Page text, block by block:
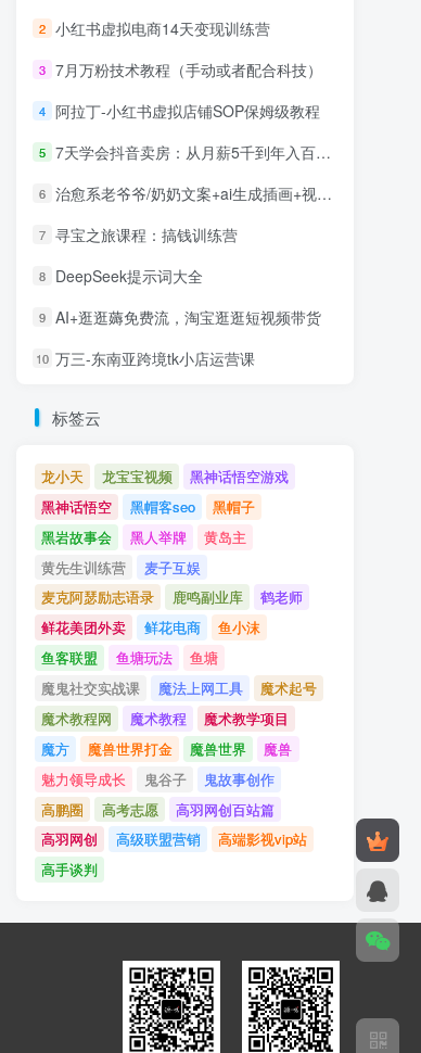
2 小红书虚拟电商14天变现训练营
3 7月万粉技术教程（手动或者配合科技）
4 阿拉丁-小红书虚拟店铺SOP保姆级教程
5 7天学会抖音卖房：从月薪5千到年入百万，新时代房产经纪人必备技能
6 治愈系老爷爷/奶奶文案+ai生成插画+视频号广告分成项目
7 寻宝之旅课程：搞钱训练营
8 DeepSeek提示词大全
9 AI+逛逛薅免费流，淘宝逛逛短视频带货
10 万三-东南亚跨境tk小店运营课
标签云
龙小天 龙宝宝视频
黑神话悟空游戏
黑神话悟空
黑帽客seo
黑帽子
黑岩故事会
黑人举牌
黄岛主
黄先生训练营
麦子互娱
麦克阿瑟励志语录
鹿鸣副业库
鹤老师
鲜花美团外卖
鲜花电商
鱼小沫
鱼客联盟
鱼塘玩法
鱼塘
魔鬼社交实战课
魔法上网工具
魔术起号
魔术教程网
魔术教程
魔术教学项目
魔方
魔兽世界打金 魔兽世界
魔兽
魅力领导成长
鬼谷子
鬼故事创作
高鹏圈
高考志愿
高羽网创百站篇
高羽网创
高级联盟营销
高端影视vip站
高手谈判